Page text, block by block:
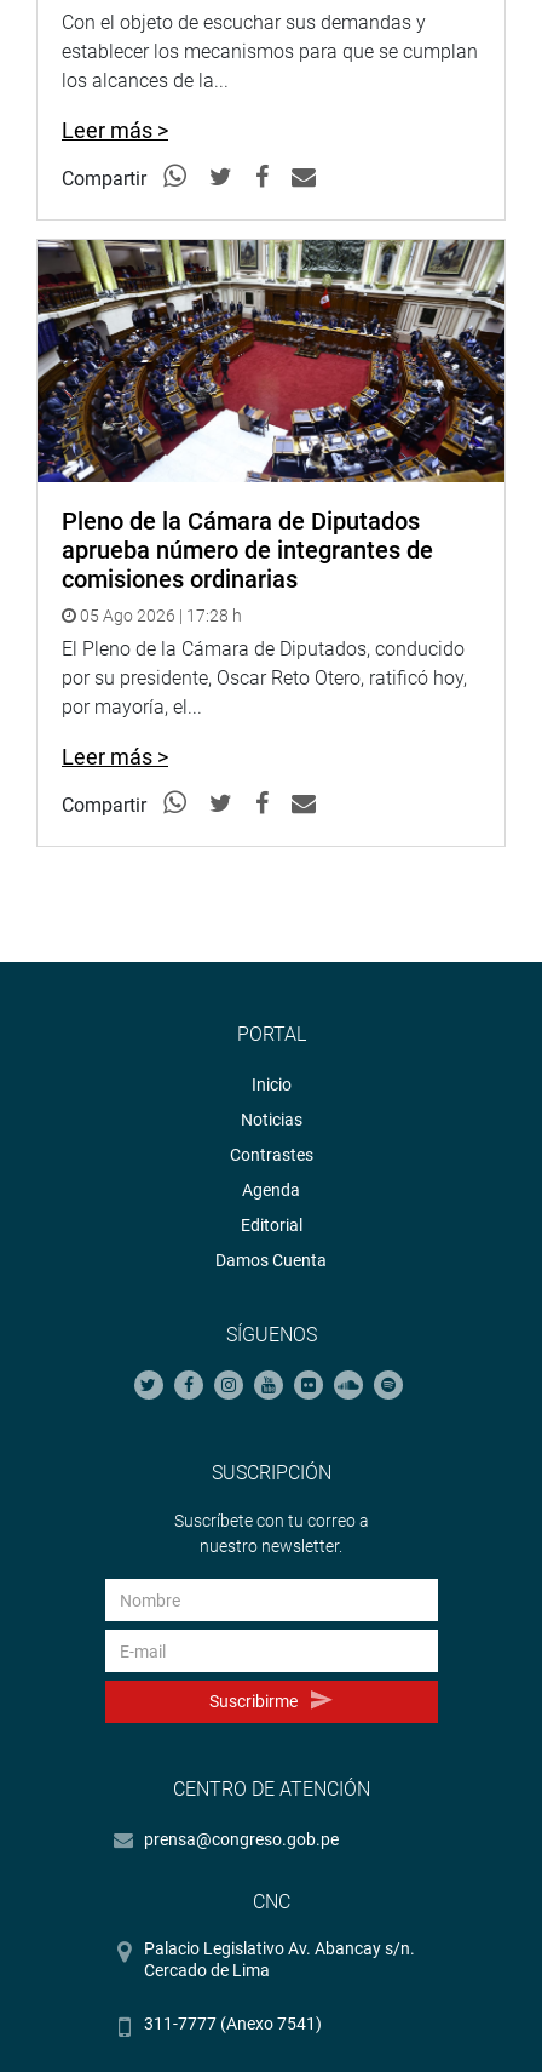
Radio:goo.gl/hMwTg1
fotografia.congreso.gob.pe
Con el objeto de escuchar sus demandas y
establecer los mecanismos para que se cumplan
los alcances de la...
Leer más >
Compartir
Pleno de la Cámara de Diputados
aprueba número de integrantes de
comisiones ordinarias
05 Ago 2026 | 17:28 h
El Pleno de la Cámara de Diputados, conducido
por su presidente, Oscar Reto Otero, ratificó hoy,
por mayoría, el...
Leer más >
Compartir
PORTAL
Inicio
Noticias
Contrastes
Agenda
Editorial
Damos Cuenta
SÍGUENOS
SUSCRIPCIÓN
Suscríbete con tu correo a
nuestro newsletter.
Suscribirme
CENTRO DE ATENCIÓN
prensa@congreso.gob.pe
CNC
Palacio Legislativo Av. Abancay s/n.
Cercado de Lima
311-7777 (Anexo 7541)